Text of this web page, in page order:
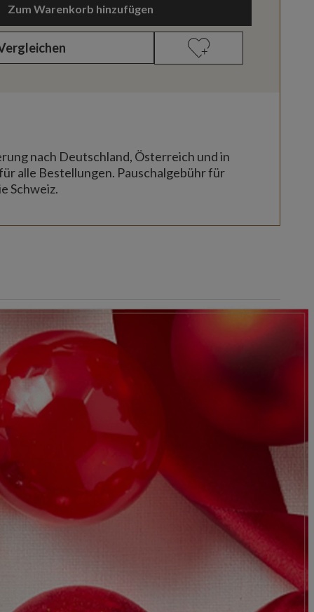
Zum Warenkorb hinzufügen
nach Deutschland, Österreich und in
alle Bestellungen. Pauschalgebühr für
Schweiz.